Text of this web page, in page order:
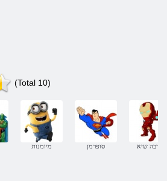
(Total 10)
מיומנות סופרמן לזרבה שיא